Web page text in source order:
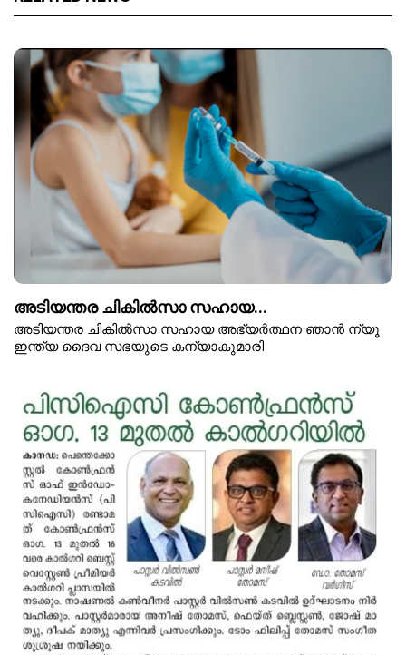
അടിയന്തര ചികിൽസാ സഹായ...
അടിയന്തര ചികിൽസാ സഹായ അഭ്യർത്ഥന ഞാൻ ന്യൂ
ഇന്ത്യ ദൈവ സഭയുടെ കന്യാകുമാരി